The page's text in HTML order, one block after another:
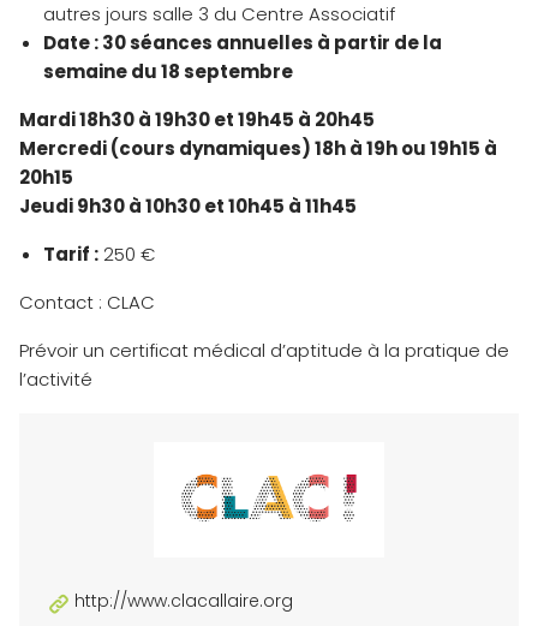
autres jours salle 3 du Centre Associatif
Date : 30 séances annuelles à partir de la
semaine du 18 septembre
Mardi 18h30 à 19h30 et 19h45 à 20h45
Mercredi (cours dynamiques) 18h à 19h ou 19h15 à
20h15
Jeudi 9h30 à 10h30 et 10h45 à 11h45
Tarif : 250 €
Contact : CLAC
Prévoir un certificat médical d’aptitude à la pratique de
l’activité
http://www.clacallaire.org